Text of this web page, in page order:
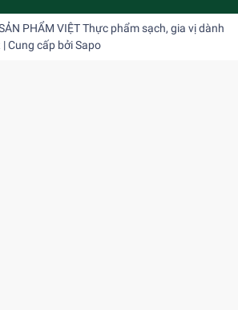
PHẨM VIỆT Thực phẩm sạch, gia vị dành
| Cung cấp bởiSapo